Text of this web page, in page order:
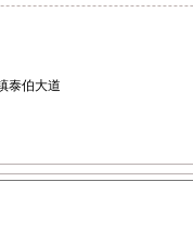
泰伯大道